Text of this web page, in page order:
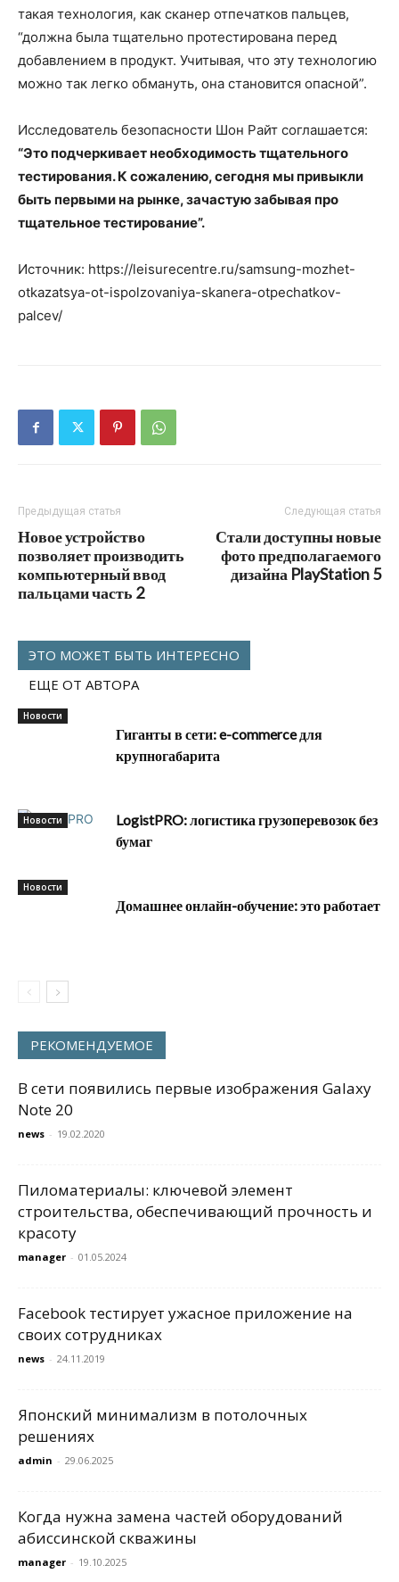
такая технология, как сканер отпечатков пальцев,
“должна была тщательно протестирована перед
добавлением в продукт. Учитывая, что эту технологию
можно так легко обмануть, она становится опасной”.
Исследователь безопасности Шон Райт соглашается:
“Это подчеркивает необходимость тщательного
тестирования. К сожалению, сегодня мы привыкли
быть первыми на рынке, зачастую забывая про
тщательное тестирование”.
Источник: https://leisurecentre.ru/samsung-mozhet-
otkazatsya-ot-ispolzovaniya-skanera-otpechatkov-
palcev/
Предыдущая статья
Новое устройство
позволяет производить
компьютерный ввод
пальцами часть 2
Следующая статья
Стали доступны новые
фото предполагаемого
дизайна PlayStation 5
ЭТО МОЖЕТ БЫТЬ ИНТЕРЕСНО
ЕЩЕ ОТ АВТОРА
Новости
Гиганты в сети: e-commerce для
крупногабарита
Новости
LogistPRO: логистика грузоперевозок без
бумаг
Новости
Домашнее онлайн-обучение: это работает
РЕКОМЕНДУЕМОЕ
В сети появились первые изображения Galaxy
Note 20
news - 19.02.2020
Пиломатериалы: ключевой элемент
строительства, обеспечивающий прочность и
красоту
manager - 01.05.2024
Facebook тестирует ужасное приложение на
своих сотрудниках
news - 24.11.2019
Японский минимализм в потолочных
решениях
admin - 29.06.2025
Когда нужна замена частей оборудований
абиссинской скважины
manager - 19.10.2025